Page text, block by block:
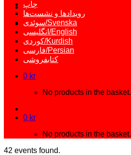
چاپ
رویدادها و نشست‌ها
سوئدی/Svenska
انگلیسی/English
کوردی/Kurdish
فارسی/Persian
کتابفروشی
0 kr
No products in the basket.
0 kr
No products in the basket.
42 events found.